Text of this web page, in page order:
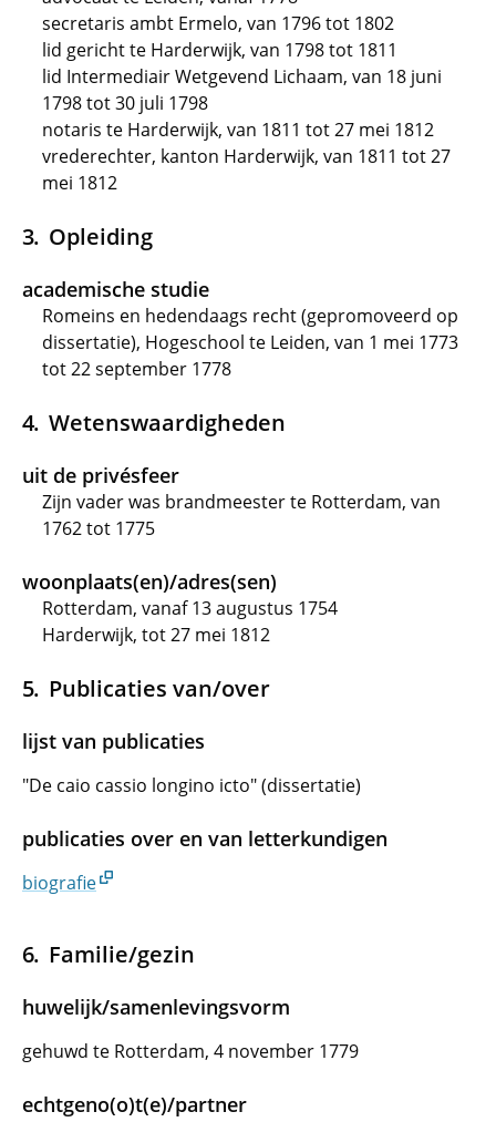
secretaris ambt Ermelo, van 1796 tot 1802
lid gericht te Harderwijk, van 1798 tot 1811
lid Intermediair Wetgevend Lichaam, van 18 juni
1798 tot 30 juli 1798
notaris te Harderwijk, van 1811 tot 27 mei 1812
vrederechter, kanton Harderwijk, van 1811 tot 27
mei 1812
Opleiding
academische studie
Romeins en hedendaags recht (gepromoveerd op
dissertatie), Hogeschool te Leiden, van 1 mei 1773
tot 22 september 1778
Wetenswaardigheden
uit de privésfeer
Zijn vader was brandmeester te Rotterdam, van
1762 tot 1775
woonplaats(en)/adres(sen)
Rotterdam, vanaf 13 augustus 1754
Harderwijk, tot 27 mei 1812
Publicaties van/over
lijst van publicaties
"De caio cassio longino icto" (dissertatie)
publicaties over en van letterkundigen
biografie
Familie/gezin
huwelijk/samenlevingsvorm
gehuwd te Rotterdam, 4 november 1779
echtgeno(o)t(e)/partner